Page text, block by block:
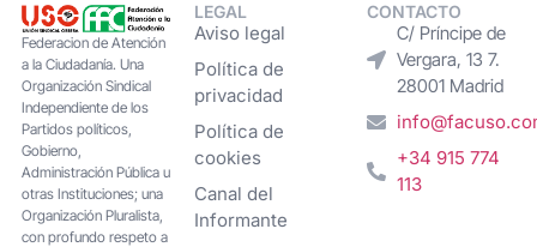
Federacion de Atención
a la Ciudadanía. Una
Organización Sindical
Independiente de los
Partidos políticos,
Gobierno,
Administración Pública u
otras Instituciones; una
Organización Pluralista,
con profundo respeto a
LEGAL
Aviso legal
Política de
privacidad
Política de
cookies
Canal del
Informante
CONTACTO
C/ Príncipe de
Vergara, 13 7.
28001 Madrid
+34 915 774
113